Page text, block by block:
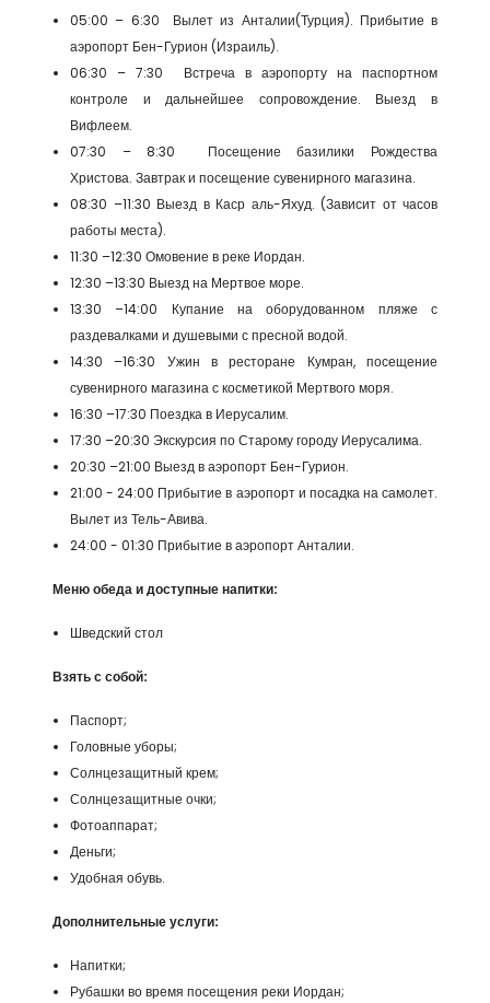
05:00 – 6:30 Вылет из Анталии(Турция). Прибытие в
аэропорт Бен-Гурион (Израиль).
06:30 – 7:30 Встреча в аэропорту на паспортном
контроле и дальнейшее сопровождение. Выезд в
Вифлеем.
07:30 – 8:30 Посещение базилики Рождества
Христова. Завтрак и посещение сувенирного магазина.
08:30 –11:30 Выезд в Каср аль-Яхуд. (Зависит от часов
работы места).
11:30 –12:30 Омовение в реке Иордан.
12:30 –13:30 Выезд на Мертвое море.
13:30 –14:00 Купание на оборудованном пляже с
раздевалками и душевыми с пресной водой.
14:30 –16:30 Ужин в ресторане Кумран, посещение
сувенирного магазина с косметикой Мертвого моря.
16:30 –17:30 Поездка в Иерусалим.
17:30 –20:30 Экскурсия по Старому городу Иерусалима.
20:30 –21:00 Выезд в аэропорт Бен-Гурион.
21:00 - 24:00 Прибытие в аэропорт и посадка на самолет.
Вылет из Тель-Авива.
24:00 - 01:30 Прибытие в аэропорт Анталии.
Меню обеда и доступные напитки:
Шведский стол
Взять с собой:
Паспорт;
Головные уборы;
Солнцезащитный крем;
Солнцезащитные очки;
Фотоаппарат;
Деньги;
Удобная обувь.
Дополнительные услуги:
Напитки;
Рубашки во время посещения реки Иордан;